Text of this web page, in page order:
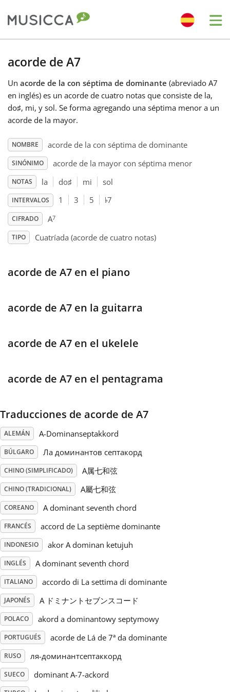
Български
Dansk
Deutsch
English
Español
Italiano
日本語
Polski
Português
Русский
Svenska
Tiếng Việt
Türkçe
简体中文
繁體中文
acorde de A7
Un acorde de la con séptima de dominante (abreviado A7
en inglés) es un acorde de cuatro notas que consiste de la,
do♯, mi, y sol. Se forma agregando una séptima menor a un
acorde de la mayor.
NOMBRE acorde de la con séptima de dominante
SINÓNIMO acorde de la mayor con séptima menor
NOTAS la do♯ mi sol
INTERVALOS 1 3 5 ♭7
CIFRADO A7
TIPO Cuatríada (acorde de cuatro notas)
acorde de A7 en el piano
acorde de A7 en la guitarra
acorde de A7 en el ukelele
acorde de A7 en el pentagrama
Traducciones de acorde de A7
ALEMÁN A-Dominanseptakkord
BÚLGARO Ла доминантов септакорд
CHINO (SIMPLIFICADO) A属七和弦
CHINO (TRADICIONAL) A屬七和弦
COREANO A dominant seventh chord
FRANCÉS accord de La septième dominante
INDONESIO akor A dominan ketujuh
INGLÉS A dominant seventh chord
ITALIANO accordo di La settima di dominante
JAPONÉS A ドミナントセブンスコード
POLACO akord a dominantowy septymowy
PORTUGUÉS acorde de Lá de 7ª da dominante
RUSO ля-доминантсептаккорд
SUECO dominant A-7-ackord